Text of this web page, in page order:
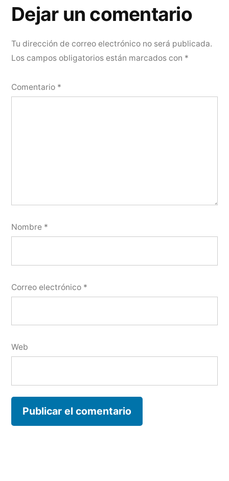
un
comentario
Tu dirección de correo electrónico no será publicada.
Los campos obligatorios están marcados con *
Comentario *
Nombre *
Correo electrónico *
Web
Dejar un comentario